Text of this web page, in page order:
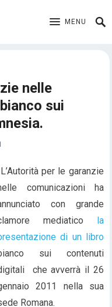
MENU
nelle
sui
L’Autorità per le garanzie
comunicazioni ha
con grande
mediatico la
di un libro
sui contenuti
che avverrà il 26
2011 nella sua
Romana.